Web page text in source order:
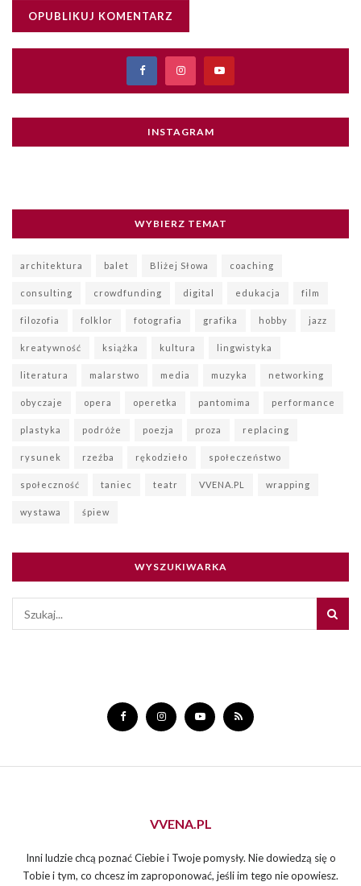
INSTAGRAM
WYBIERZ TEMAT
architektura balet Bliżej Słowa coaching
consulting crowdfunding digital edukacja film
filozofia folklor fotografia grafika hobby jazz
kreatywność książka kultura lingwistyka
literatura malarstwo media muzyka networking
obyczaje opera operetka pantomima performance
plastyka podróże poezja proza replacing
rysunek rzeźba rękodzieło społeczeństwo
społeczność taniec teatr VVENA.PL wrapping
wystawa śpiew
WYSZUKIWARKA
VVENA.PL
Inni ludzie chcą poznać Ciebie i Twoje pomysły. Nie dowiedzą się o
Tobie i tym, co chcesz im zaproponować, jeśli im tego nie opowiesz.